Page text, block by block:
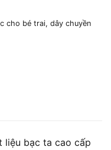
cho bé trai, dây chuyền
liệu bạc ta cao cấp